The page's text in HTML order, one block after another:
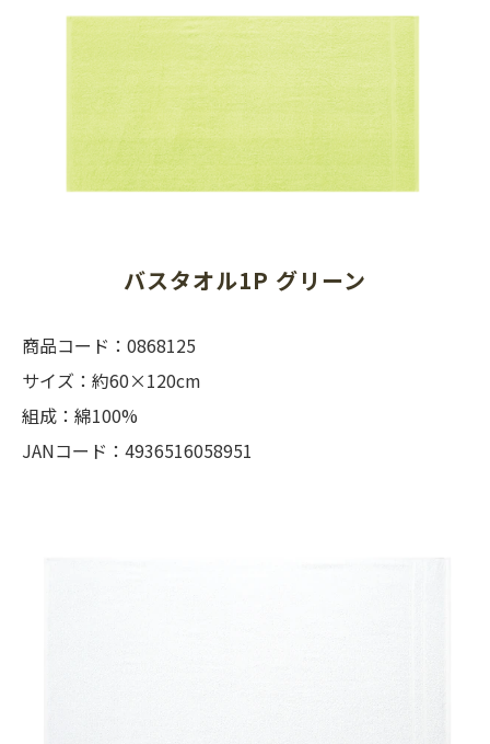
バスタオル1P グリーン
商品コード：0868125
サイズ：約60×120cm
組成：綿100%
JANコード：4936516058951